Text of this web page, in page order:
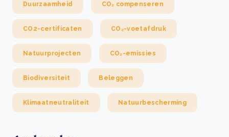
Duurzaamheid CO₂ compenseren
CO2-certificaten CO₂-voetafdruk
Natuurprojecten CO₂-emissies
Biodiversiteit Beleggen
Klimaatneutraliteit Natuurbescherming